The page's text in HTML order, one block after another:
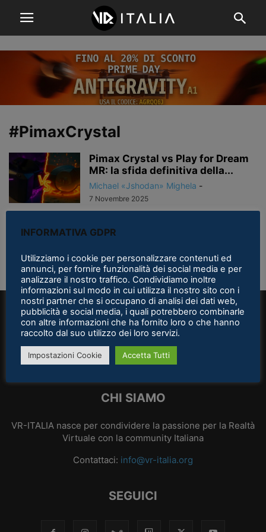
#PimaxCrystal
Pimax Crystal vs Play for Dream
MR: la sfida definitiva della...
Michael «Jshodan» Mighela -
7 Novembre 2025
Pimax Rivela la Data del Prossimo
Michael «Jshodan» Mighela - 12 Aprile 2024
CHI SIAMO
VR-ITALIA nasce per condividere la passione per la Realtà
Virtuale con la community Italiana
Contattaci: info@vr-italia.org
SEGUICI
INFORMATIVA GDPR
Utilizziamo i cookie per personalizzare contenuti ed
annunci, per fornire funzionalità dei social media e per
analizzare il nostro traffico. Condividiamo inoltre
informazioni sul modo in cui utilizza il nostro sito con i
nostri partner che si occupano di analisi dei dati web,
pubblicità e social media, i quali potrebbero combinarle
con altre informazioni che ha fornito loro o che hanno
raccolto dal suo utilizzo dei loro servizi.
Impostazioni Cookie Accetta Tutti